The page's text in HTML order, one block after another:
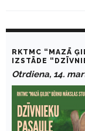
RKTMC “MAZĀ
IZSTĀDE
Otrdiena, 14.